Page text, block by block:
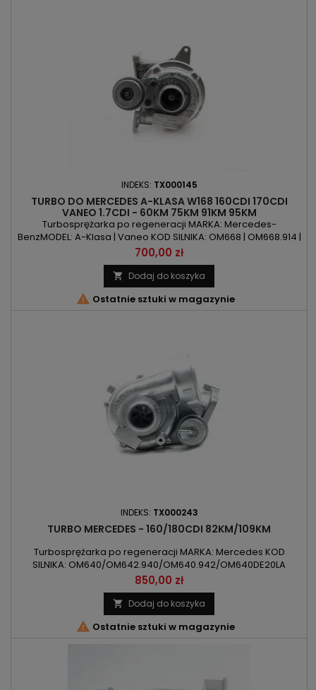
INDEKS: TX000145
TURBO DO MERCEDES A-KLASA W168 160CDI 170CDI
VANEO 1.7CDI - 60KM 75KM 91KM 95KM
Turbosprężarka po regeneracji MARKA: Mercedes-
BenzMODEL: A-Klasa | Vaneo KOD SILNIKA: OM668 | OM668.914 |
OM668.940 | OM668.941 | OM668.942 | OM668DE17LA
POJEMNOŚĆ: 1689ccm 1.7d MOC: 60KM/44kW | 75KM/55kW |
90KM/67kW | 95KM/70kW ROK PRODUKCJI: Od 1998r
Cena
700,00 zł
 Dodaj do koszyka
 Ostatnie sztuki w magazynie
INDEKS: TX000243
TURBO MERCEDES - 160/180CDI 82KM/109KM
Turbosprężarka po regeneracji MARKA: Mercedes KOD
SILNIKA: OM640/OM642.940/OM640.942/OM640DE20LA
POJEMNOŚĆ: 1991ccm 2.0CDI MOC: 60kW/82KM / 80kW/109KM
ROK PRODUKCJI: Od 2004r
Cena
850,00 zł
 Dodaj do koszyka
 Ostatnie sztuki w magazynie